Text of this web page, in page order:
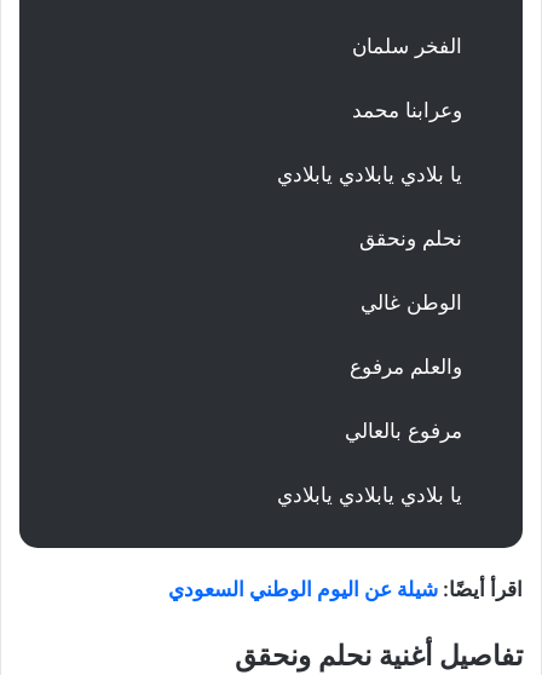
الفخر سلمان
وعرابنا محمد
يا بلادي يابلادي يابلادي
نحلم ونحقق
الوطن غالي
والعلم مرفوع
مرفوع بالعالي
يا بلادي يابلادي يابلادي
اقرأ أيضًا: شيلة عن اليوم الوطني السعودي
تفاصيل أغنية نحلم ونحقق